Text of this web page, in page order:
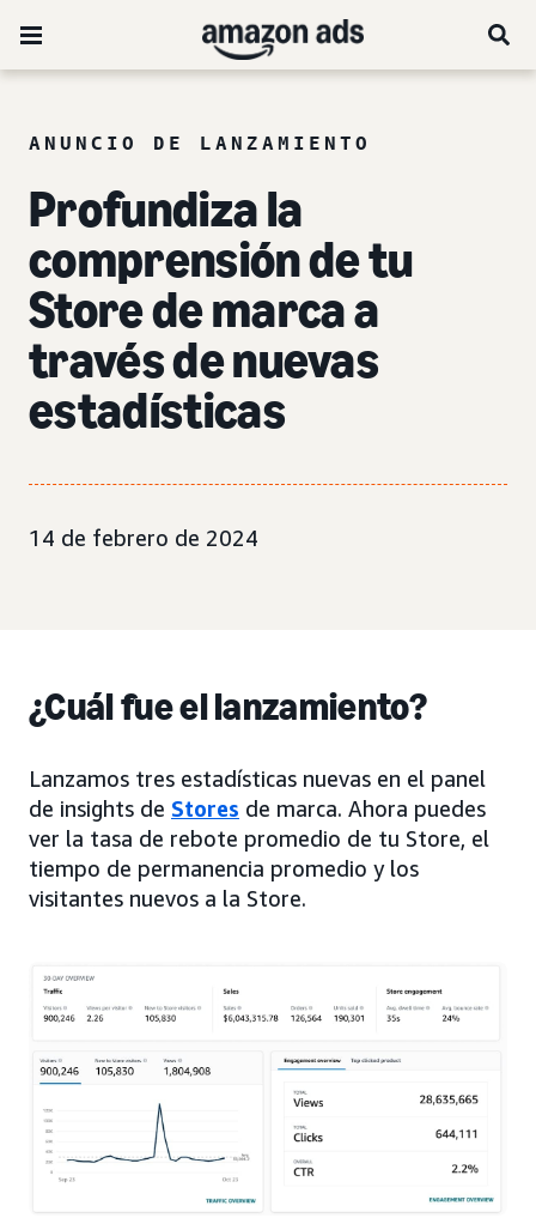
ANUNCIO DE LANZAMIENTO
Profundiza la
comprensión de tu
Store de marca a
través de nuevas
estadísticas
14 de febrero de 2024
¿Cuál fue el lanzamiento?
Lanzamos tres estadísticas nuevas en el panel
de insights de Stores de marca. Ahora puedes
ver la tasa de rebote promedio de tu Store, el
tiempo de permanencia promedio y los
visitantes nuevos a la Store.